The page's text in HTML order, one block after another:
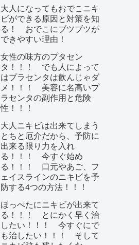
大人になってもおでこニキ
ビができる原因と対策を知
る！ おでこにブツブツが
できやすい理由！
女性の味方のプタセン
タ！！！ でも人によって
はプラセンタは飲んじゃダ
メ！！！ 美容に名高いプ
ラセンタの副作用と危険
性！！！
大人ニキビは出来てしまう
とちと厄介だから、予防に
出来る限り力を入れ
る！！！ 今すぐ始め
る！！！ 口元やあご、フ
ェイスラインのニキビを予
防する4つの方法！！！
ほっぺたにニキビが出来て
る！！！ とにかく早く治
したい！！！ 今すぐにで
も治したい！！！ そして